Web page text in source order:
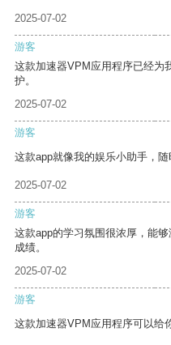
2025-07-02
游客
这款加速器VPM应用程序已经为
护。
2025-07-02
游客
这款app就像我的娱乐小助手，随
2025-07-02
游客
这款app的学习氛围很浓厚，能
成绩。
2025-07-02
游客
这款加速器VPM应用程序可以给